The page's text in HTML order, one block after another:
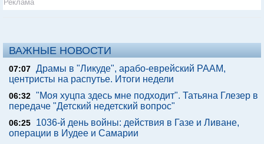
Реклама
ВАЖНЫЕ НОВОСТИ
07:07 Драмы в "Ликуде", арабо-еврейский РААМ,
центристы на распутье. Итоги недели
06:32 "Моя хуцпа здесь мне подходит". Татьяна Глезер в
передаче "Детский недетский вопрос"
06:25
1036-й день войны: действия в Газе и Ливане,
операции в Иудее и Самарии